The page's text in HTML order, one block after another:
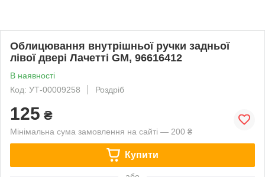
Облицювання внутрішньої ручки задньої
лівої двері Лачетті GM, 96616412
В наявності
Код: УТ-00009258
Роздріб
125 ₴
Мінімальна сума замовлення на сайті — 200 ₴
Купити